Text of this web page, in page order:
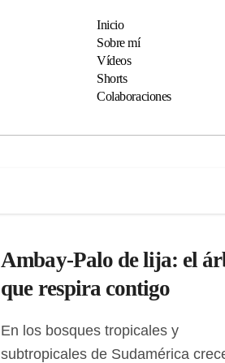
Inicio
Sobre mí
Vídeos
Shorts
Colaboraciones
Ambay-Palo de lija: el
que respira contigo
En los bosques tropicales y
subtropicales de Sudamérica